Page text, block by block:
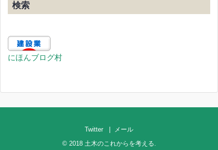
検索
にほんブログ村
Twitter
メール
© 2018 土木のこれからを考える.